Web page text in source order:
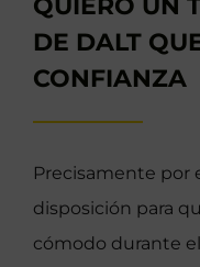
QUIERO UN
DE DALT
CONFIANZA
Precisamente por
disposición para
cómodo durante